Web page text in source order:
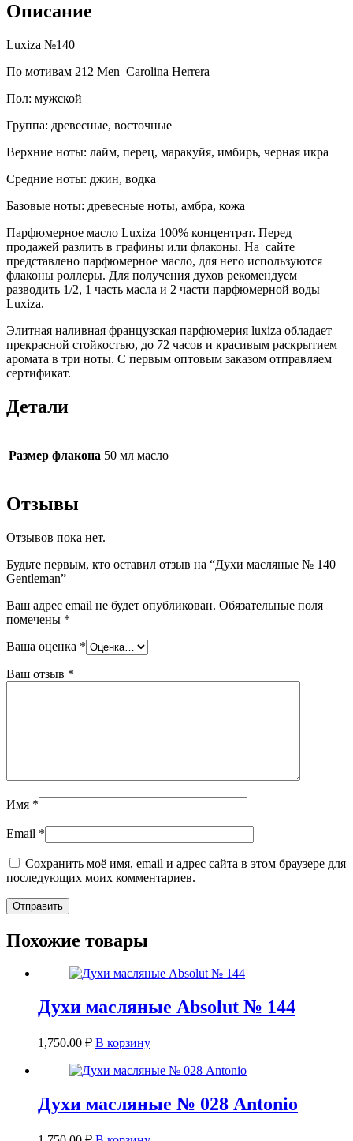
Описание
Luxiza №140
По мотивам 212 Men Carolina Herrera
Пол: мужской
Группа: древесные, восточные
Верхние ноты: лайм, перец, маракуйя, имбирь, черная икра
Средние ноты: джин, водка
Базовые ноты: древесные ноты, амбра, кожа
Парфюмерное масло Luxiza 100% концентрат. Перед
продажей разлить в графины или флаконы. На сайте
представлено парфюмерное масло, для него используются
флаконы роллеры. Для получения духов рекомендуем
разводить 1/2, 1 часть масла и 2 части парфюмерной воды
Luxiza.
Элитная наливная французская парфюмерия luxiza обладает
прекрасной стойкостью, до 72 часов и красивым раскрытием
аромата в три ноты. С первым оптовым заказом отправляем
сертификат.
Детали
Размер флакона 50 мл масло
Отзывы
Отзывов пока нет.
Будьте первым, кто оставил отзыв на “Духи масляные № 140
Gentleman”
Ваш адрес email не будет опубликован. Обязательные поля
помечены *
Ваша оценка *
Ваш отзыв *
Имя *
Email *
Сохранить моё имя, email и адрес сайта в этом браузере для
последующих моих комментариев.
Похожие товары
Духи масляные Absolut № 144
1,750.00 ₽ В корзину
Духи масляные № 028 Antonio